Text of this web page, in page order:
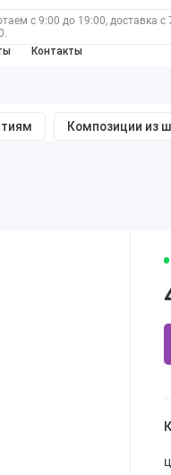
с 9:00 до 19:00, доставка с
Контакты
Композиции из